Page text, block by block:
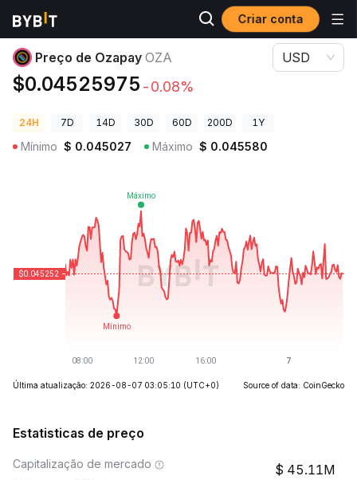
Criar conta
Preços de Criptomoedas Preço de Ozapay OZA
Preço de Ozapay OZA
$0.04525975 -0.08%
USD
24H 7D 14D 30D 60D 200D 1Y
Mínimo $ 0.045027 Máximo $ 0.045580
Última atualização: 2026-08-07 03:05:10 (UTC+0) Source of data: CoinGecko
Estatisticas de preço
Capitalização de mercado 45.11M